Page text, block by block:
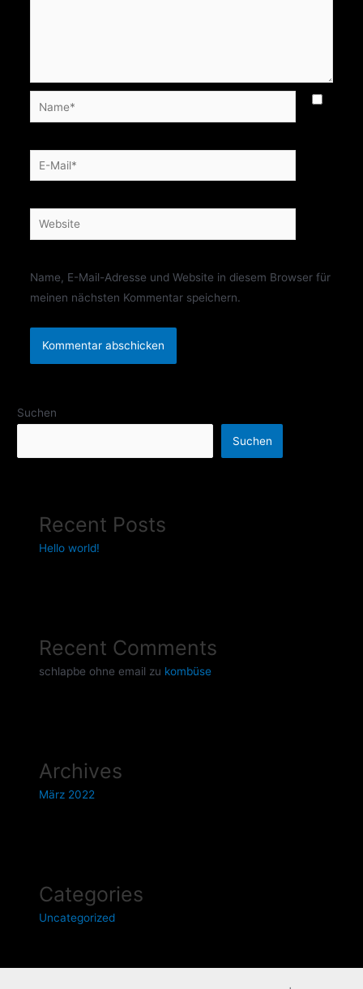
Name*
E-
Mail*
Website
Name, E-Mail-Adresse und Website in diesem Browser für
meinen nächsten Kommentar speichern.
Suchen
Suchen
Recent Posts
Hello world!
Recent Comments
schlapbe ohne email zu kombüse
Archives
März 2022
Categories
Uncategorized